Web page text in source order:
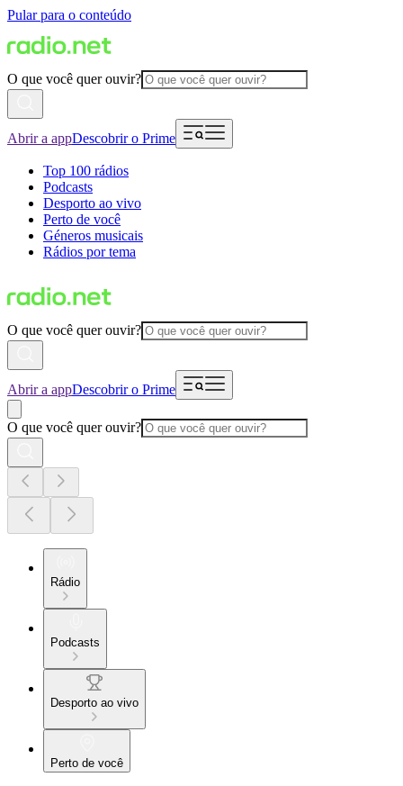
Pular para o conteúdo
O que você quer ouvir?
Abrir a appDescobrir o Prime
Top 100 rádios
Podcasts
Desporto ao vivo
Perto de você
Géneros musicais
Rádios por tema
O que você quer ouvir?
Abrir a appDescobrir o Prime
O que você quer ouvir?
Rádio
Podcasts
Desporto ao vivo
Perto de você